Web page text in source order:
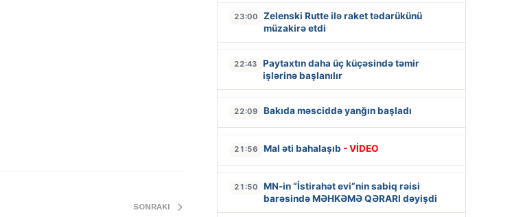
SONRAKI
23:00
Zelenski Rutte ilə raket tədarükünü
müzakirə etdi
22:43
Paytaxtın daha üç küçəsində təmir
işlərinə başlanılır
22:09 Bakıda məsciddə yanğın başladı
21:56 Mal əti bahalaşıb - VİDEO
21:50
MN-in “İstirahət evi”nin sabiq rəisi
barəsində MƏHKƏMƏ QƏRARI dəyişdi